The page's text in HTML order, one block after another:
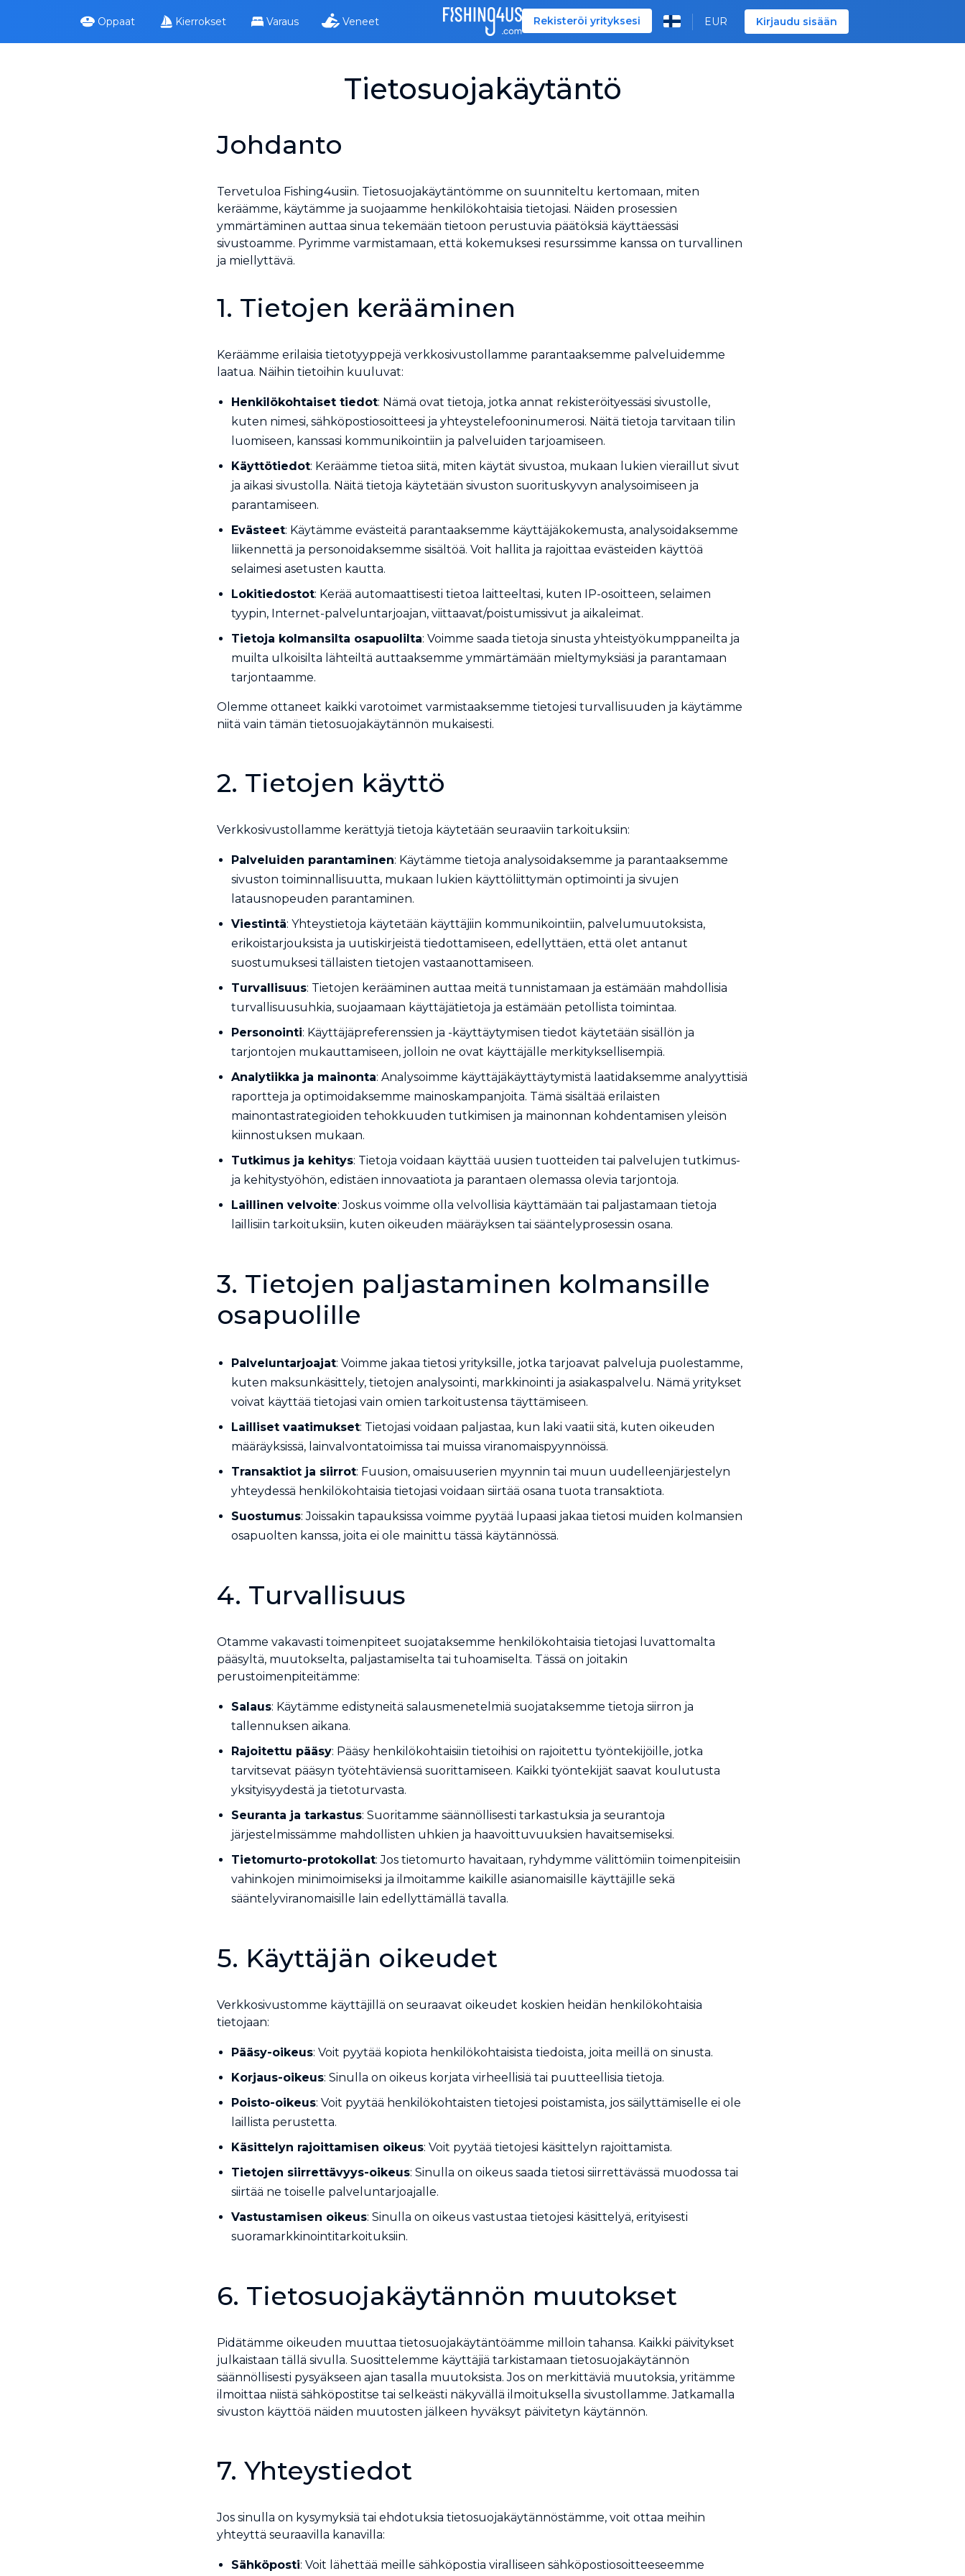
Oppaat Kierrokset Varaus Veneet Rekisteröi yrityksesi EUR Kirjaudu sisään
Tietosuojakäytäntö
Johdanto
Tervetuloa Fishing4usiin. Tietosuojakäytäntömme on suunniteltu kertomaan, miten
keräämme, käytämme ja suojaamme henkilökohtaisia tietojasi. Näiden prosessien
ymmärtäminen auttaa sinua tekemään tietoon perustuvia päätöksiä käyttäessäsi
sivustoamme. Pyrimme varmistamaan, että kokemuksesi resurssimme kanssa on turvallinen
ja miellyttävä.
1. Tietojen kerääminen
Keräämme erilaisia tietotyyppejä verkkosivustollamme parantaaksemme palveluidemme
laatua. Näihin tietoihin kuuluvat:
Henkilökohtaiset tiedot: Nämä ovat tietoja, jotka annat rekisteröityessäsi sivustolle,
kuten nimesi, sähköpostiosoitteesi ja yhteystelefooninumerosi. Näitä tietoja tarvitaan tilin
luomiseen, kanssasi kommunikointiin ja palveluiden tarjoamiseen.
Käyttötiedot: Keräämme tietoa siitä, miten käytät sivustoa, mukaan lukien vieraillut sivut
ja aikasi sivustolla. Näitä tietoja käytetään sivuston suorituskyvyn analysoimiseen ja
parantamiseen.
Evästeet: Käytämme evästeitä parantaaksemme käyttäjäkokemusta, analysoidaksemme
liikennettä ja personoidaksemme sisältöä. Voit hallita ja rajoittaa evästeiden käyttöä
selaimesi asetusten kautta.
Lokitiedostot: Kerää automaattisesti tietoa laitteeltasi, kuten IP-osoitteen, selaimen
tyypin, Internet-palveluntarjoajan, viittaavat/poistumissivut ja aikaleimat.
Tietoja kolmansilta osapuolilta: Voimme saada tietoja sinusta yhteistyökumppaneilta ja
muilta ulkoisilta lähteiltä auttaaksemme ymmärtämään mieltymyksiäsi ja parantamaan
tarjontaamme.
Olemme ottaneet kaikki varotoimet varmistaaksemme tietojesi turvallisuuden ja käytämme
niitä vain tämän tietosuojakäytännön mukaisesti.
2. Tietojen käyttö
Verkkosivustollamme kerättyjä tietoja käytetään seuraaviin tarkoituksiin:
Palveluiden parantaminen: Käytämme tietoja analysoidaksemme ja parantaaksemme
sivuston toiminnallisuutta, mukaan lukien käyttöliittymän optimointi ja sivujen
latausnopeuden parantaminen.
Viestintä: Yhteystietoja käytetään käyttäjiin kommunikointiin, palvelumuutoksista,
erikoistarjouksista ja uutiskirjeistä tiedottamiseen, edellyttäen, että olet antanut
suostumuksesi tällaisten tietojen vastaanottamiseen.
Turvallisuus: Tietojen kerääminen auttaa meitä tunnistamaan ja estämään mahdollisia
turvallisuusuhkia, suojaamaan käyttäjätietoja ja estämään petollista toimintaa.
Personointi: Käyttäjäpreferenssien ja -käyttäytymisen tiedot käytetään sisällön ja
tarjontojen mukauttamiseen, jolloin ne ovat käyttäjälle merkityksellisempiä.
Analytiikka ja mainonta: Analysoimme käyttäjäkäyttäytymistä laatidaksemme analyyttisiä
raportteja ja optimoidaksemme mainoskampanjoita. Tämä sisältää erilaisten
mainontastrategioiden tehokkuuden tutkimisen ja mainonnan kohdentamisen yleisön
kiinnostuksen mukaan.
Tutkimus ja kehitys: Tietoja voidaan käyttää uusien tuotteiden tai palvelujen tutkimus-
ja kehitystyöhön, edistäen innovaatiota ja parantaen olemassa olevia tarjontoja.
Laillinen velvoite: Joskus voimme olla velvollisia käyttämään tai paljastamaan tietoja
laillisiin tarkoituksiin, kuten oikeuden määräyksen tai sääntelyprosessin osana.
3. Tietojen paljastaminen kolmansille
osapuolille
Palveluntarjoajat: Voimme jakaa tietosi yrityksille, jotka tarjoavat palveluja puolestamme,
kuten maksunkäsittely, tietojen analysointi, markkinointi ja asiakaspalvelu. Nämä yritykset
voivat käyttää tietojasi vain omien tarkoitustensa täyttämiseen.
Lailliset vaatimukset: Tietojasi voidaan paljastaa, kun laki vaatii sitä, kuten oikeuden
määräyksissä, lainvalvontatoimissa tai muissa viranomaispyynnöissä.
Transaktiot ja siirrot: Fuusion, omaisuuserien myynnin tai muun uudelleenjärjestelyn
yhteydessä henkilökohtaisia tietojasi voidaan siirtää osana tuota transaktiota.
Suostumus: Joissakin tapauksissa voimme pyytää lupaasi jakaa tietosi muiden kolmansien
osapuolten kanssa, joita ei ole mainittu tässä käytännössä.
4. Turvallisuus
Otamme vakavasti toimenpiteet suojataksemme henkilökohtaisia tietojasi luvattomalta
pääsyltä, muutokselta, paljastamiselta tai tuhoamiselta. Tässä on joitakin
perustoimenpiteitämme:
Salaus: Käytämme edistyneitä salausmenetelmiä suojataksemme tietoja siirron ja
tallennuksen aikana.
Rajoitettu pääsy: Pääsy henkilökohtaisiin tietoihisi on rajoitettu työntekijöille, jotka
tarvitsevat pääsyn työtehtäviensä suorittamiseen. Kaikki työntekijät saavat koulutusta
yksityisyydestä ja tietoturvasta.
Seuranta ja tarkastus: Suoritamme säännöllisesti tarkastuksia ja seurantoja
järjestelmissämme mahdollisten uhkien ja haavoittuvuuksien havaitsemiseksi.
Tietomurto-protokollat: Jos tietomurto havaitaan, ryhdymme välittömiin toimenpiteisiin
vahinkojen minimoimiseksi ja ilmoitamme kaikille asianomaisille käyttäjille sekä
sääntelyviranomaisille lain edellyttämällä tavalla.
5. Käyttäjän oikeudet
Verkkosivustomme käyttäjillä on seuraavat oikeudet koskien heidän henkilökohtaisia
tietojaan:
Pääsy-oikeus: Voit pyytää kopiota henkilökohtaisista tiedoista, joita meillä on sinusta.
Korjaus-oikeus: Sinulla on oikeus korjata virheellisiä tai puutteellisia tietoja.
Poisto-oikeus: Voit pyytää henkilökohtaisten tietojesi poistamista, jos säilyttämiselle ei ole
laillista perustetta.
Käsittelyn rajoittamisen oikeus: Voit pyytää tietojesi käsittelyn rajoittamista.
Tietojen siirrettävyys-oikeus: Sinulla on oikeus saada tietosi siirrettävässä muodossa tai
siirtää ne toiselle palveluntarjoajalle.
Vastustamisen oikeus: Sinulla on oikeus vastustaa tietojesi käsittelyä, erityisesti
suoramarkkinointitarkoituksiin.
6. Tietosuojakäytännön muutokset
Pidätämme oikeuden muuttaa tietosuojakäytäntöämme milloin tahansa. Kaikki päivitykset
julkaistaan tällä sivulla. Suosittelemme käyttäjiä tarkistamaan tietosuojakäytännön
säännöllisesti pysyäkseen ajan tasalla muutoksista. Jos on merkittäviä muutoksia, yritämme
ilmoittaa niistä sähköpostitse tai selkeästi näkyvällä ilmoituksella sivustollamme. Jatkamalla
sivuston käyttöä näiden muutosten jälkeen hyväksyt päivitetyn käytännön.
7. Yhteystiedot
Jos sinulla on kysymyksiä tai ehdotuksia tietosuojakäytännöstämme, voit ottaa meihin
yhteyttä seuraavilla kanavilla:
Sähköposti: Voit lähettää meille sähköpostia viralliseen sähköpostiosoitteeseemme